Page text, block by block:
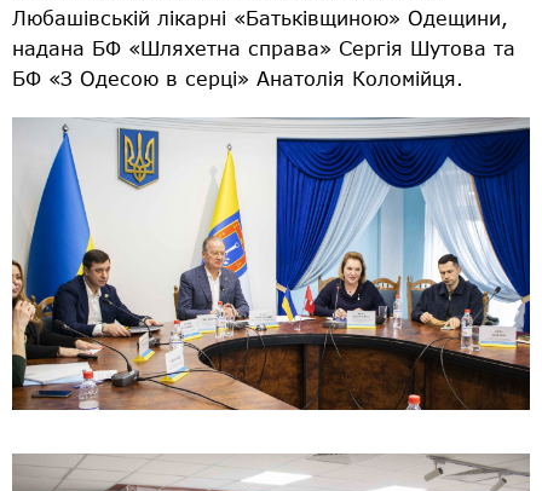
Любашівській лікарні «Батьківщиною» Одещини,
надана БФ «Шляхетна справа» Сергія Шутова та
БФ «З Одесою в серці» Анатолія Коломійця.